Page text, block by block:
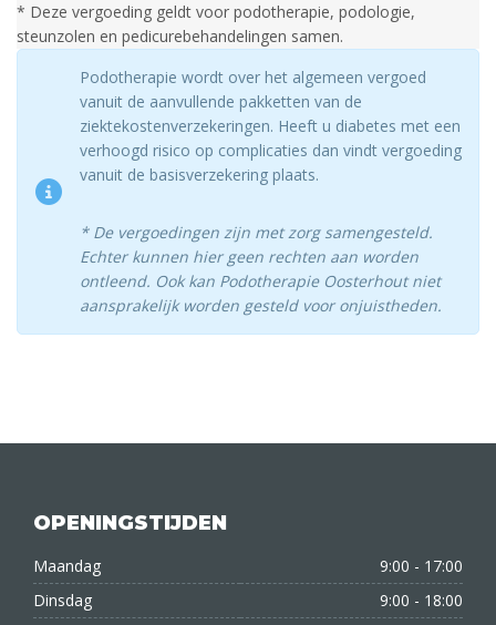
* Deze vergoeding geldt voor podotherapie, podologie,
steunzolen en pedicurebehandelingen samen.
Podotherapie wordt over het algemeen vergoed
vanuit de aanvullende pakketten van de
ziektekostenverzekeringen. Heeft u diabetes met een
verhoogd risico op complicaties dan vindt vergoeding
vanuit de basisverzekering plaats.
* De vergoedingen zijn met zorg samengesteld.
Echter kunnen hier geen rechten aan worden
ontleend. Ook kan Podotherapie Oosterhout niet
aansprakelijk worden gesteld voor onjuistheden.
OPENINGSTIJDEN
Maandag
9:00 - 17:00
Dinsdag
9:00 - 18:00